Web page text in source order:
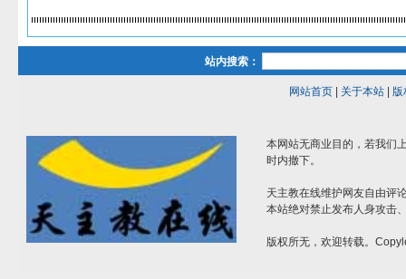
站内搜索：
网站首页| 关于本站| 版
本网站无商业目的，若我们
时内撤下。
天主教在线维护网友自由评
本站绝对禁止发布人身攻击
版权所无，欢迎转载。